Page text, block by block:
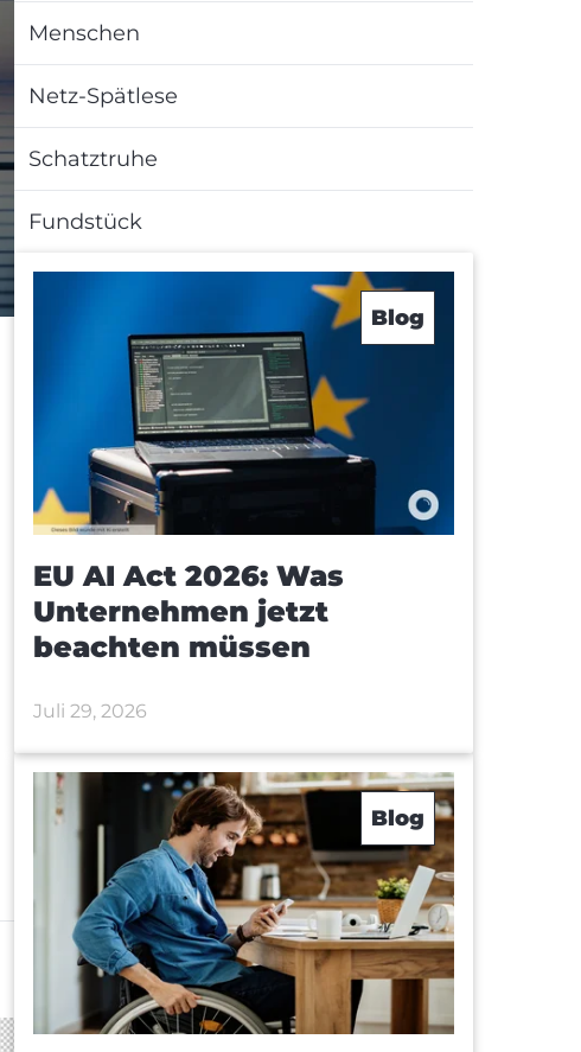
Menschen
Netz-Spätlese
Schatztruhe
Fundstück
Blog
EU AI Act 2026: Was
Unternehmen jetzt
beachten müssen
Juli 29, 2026
Blog